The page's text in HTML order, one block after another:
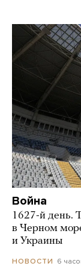
Война
1627-й день.
в Черном
и Украины
НОВОСТИ 6